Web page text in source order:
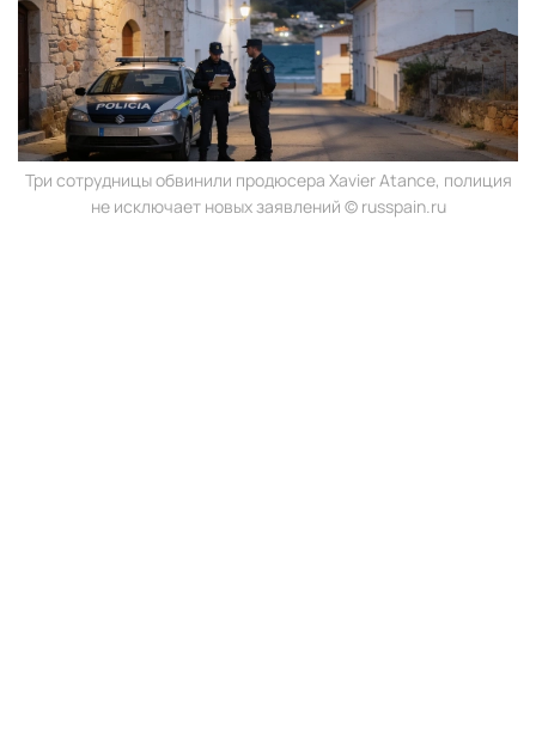
Три сотрудницы обвинили продюсера Xavier Atance, полиция
не исключает новых заявлений © russpain.ru